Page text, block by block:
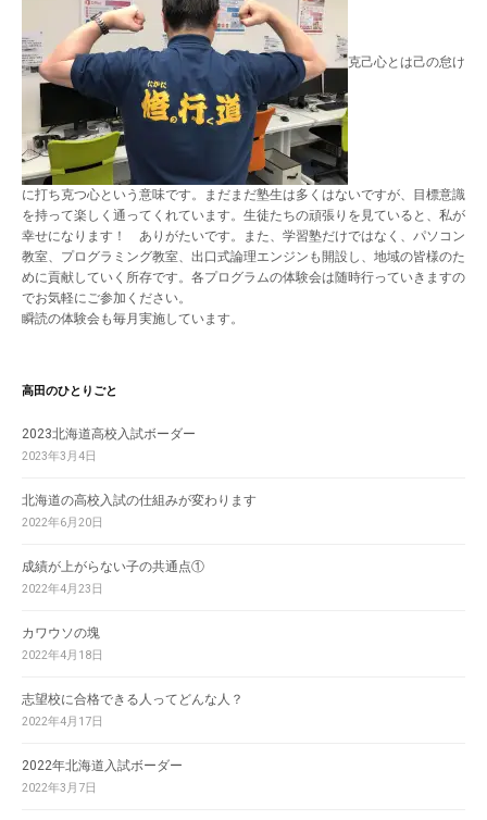
克己心とは己の怠け
に打ち克つ心という意味です。まだまだ塾生は多くはないですが、目標意識
を持って楽しく通ってくれています。生徒たちの頑張りを見ていると、私が
幸せになります！ ありがたいです。また、学習塾だけではなく、パソコン
教室、プログラミング教室、出口式論理エンジンも開設し、地域の皆様のた
めに貢献していく所存です。各プログラムの体験会は随時行っていきますの
でお気軽にご参加ください。
瞬読の体験会も毎月実施しています。
高田のひとりごと
2023北海道高校入試ボーダー
2023年3月4日
北海道の高校入試の仕組みが変わります
2022年6月20日
成績が上がらない子の共通点①
2022年4月23日
カワウソの塊
2022年4月18日
志望校に合格できる人ってどんな人？
2022年4月17日
2022年北海道入試ボーダー
2022年3月7日